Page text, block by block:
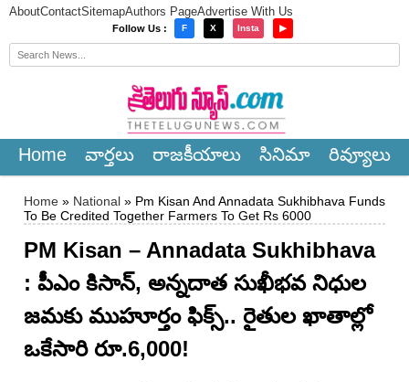
AboutContactSitemapAuthors PageAdvertise With Us
Follow Us : F X Insta ▶
Home వార్త‌లు రాజ‌కీయాలు సినిమా రివ్యూలు
Home » National » Pm Kisan And Annadata Sukhibhava Funds
To Be Credited Together Farmers To Get Rs 6000
PM Kisan – Annadata Sukhibhava
: పీఎం కిసాన్, అన్నదాత సుఖీభవ నిధుల
జమకు ముహూర్తం ఫిక్స్‌.. రైతుల ఖాతాల్లో
ఒకేసారి రూ.6,000!